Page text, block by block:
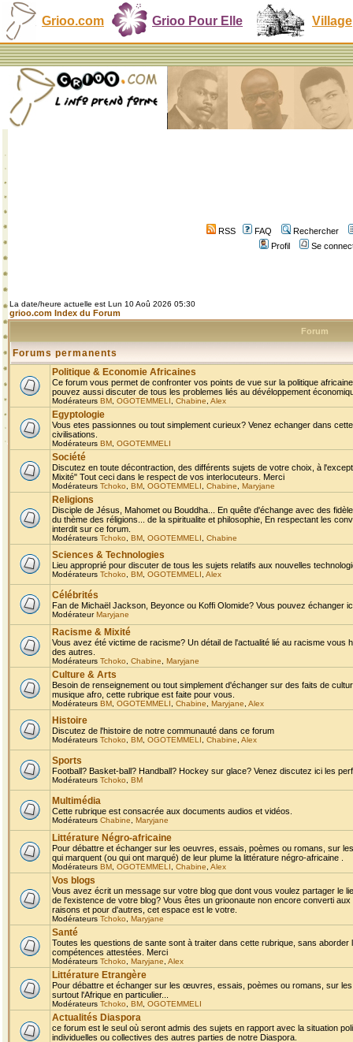
Grioo.com Grioo Pour Elle Village
RSS FAQ
Rechercher
Profil
Se
La date/heure actuelle est Lun 10 Aoû 2026 05:30
grioo.com Index du Forum
Forum
Forums permanents
Politique & Economie Africaines
Ce forum vous permet de confronter vos points de vue sur la politique
pouvez aussi discuter de tous les problemes liés au dévéloppement
Modérateurs BM OGOTEMMELI Chabine Alex
Egyptologie
Vous etes passionnes ou tout simplement curieux? Venez echanger dans
civilisations.
Modérateurs BM OGOTEMMELI
Société
Discutez en toute décontraction, des différents sujets de votre choix, à
Mixité" Tout ceci dans le respect de vos interlocuteurs. Merci
Modérateurs Tchoko BM OGOTEMMELI Chabine Maryjane
Religions
Disciple de Jésus, Mahomet ou Bouddha... En quête d'échange avec des
du thème des réligions... de la spiritualite et philosophie, En respectant les
interdit sur ce forum.
Modérateurs Tchoko BM OGOTEMMELI Chabine
Sciences & Technologies
Lieu approprié pour discuter de tous les sujets relatifs aux nouvelles
Modérateurs Tchoko BM OGOTEMMELI Alex
Célébrités
Fan de Michaël Jackson, Beyonce ou Koffi Olomide? Vous pouvez échanger
ModérateurMaryjane
Racisme & Mixité
Vous avez été victime de racisme? Un détail de l'actualité lié au racisme
des autres.
Modérateurs Tchoko Chabine Maryjane
Culture & Arts
Besoin de renseignement ou tout simplement d'échanger sur des faits de
musique afro, cette rubrique est faite pour vous.
Modérateurs BM OGOTEMMELI Chabine Maryjane Alex
Histoire
Discutez de l'histoire de notre communauté dans ce forum
Modérateurs Tchoko BM OGOTEMMELI Chabine Alex
Sports
Football? Basket-ball? Handball? Hockey sur glace? Venez discutez ici les
Modérateurs Tchoko BM
Multimédia
Cette rubrique est consacrée aux documents audios et vidéos.
Modérateurs Chabine Maryjane
Littérature Négro-africaine
Pour débattre et échanger sur les oeuvres, essais, poèmes ou romans, sur
qui marquent (ou qui ont marqué) de leur plume la littérature négro-africaine .
Modérateurs BM OGOTEMMELI Chabine Alex
Vos blogs
Vous avez écrit un message sur votre blog que dont vous voulez partager le
de l'existence de votre blog? Vous êtes un grioonaute non encore converti
raisons et pour d'autres, cet espace est le votre.
Modérateurs Tchoko Maryjane
Santé
Toutes les questions de sante sont à traiter dans cette rubrique, sans
compétences attestées. Merci
Modérateurs Tchoko Maryjane Alex
Littérature Etrangère
Pour débattre et échanger sur les œuvres, essais, poèmes ou romans, sur
surtout l'Afrique en particulier...
Modérateurs Tchoko BM OGOTEMMELI
Actualités Diaspora
ce forum est le seul où seront admis des sujets en rapport avec la situation
individuelles ou collectives des autres parties de notre Diaspora.